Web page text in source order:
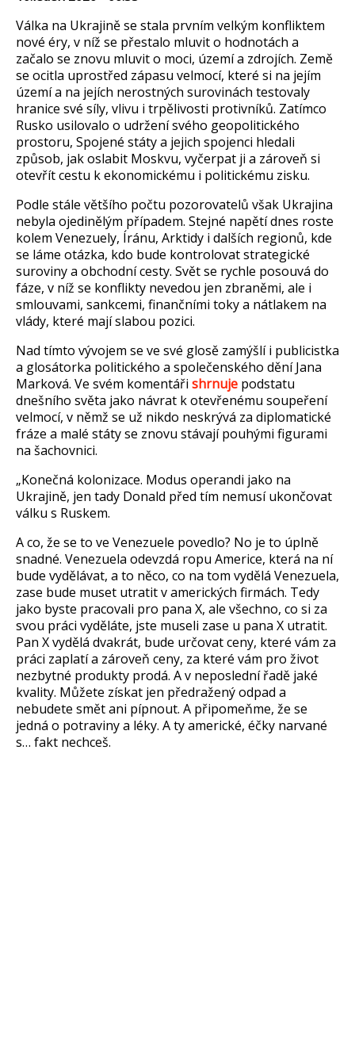
Válka na Ukrajině se stala prvním velkým konfliktem
nové éry, v níž se přestalo mluvit o hodnotách a
začalo se znovu mluvit o moci, území a zdrojích. Země
se ocitla uprostřed zápasu velmocí, které si na jejím
území a na jejích nerostných surovinách testovaly
hranice své síly, vlivu i trpělivosti protivníků. Zatímco
Rusko usilovalo o udržení svého geopolitického
prostoru, Spojené státy a jejich spojenci hledali
způsob, jak oslabit Moskvu, vyčerpat ji a zároveň si
otevřít cestu k ekonomickému i politickému zisku.
Podle stále většího počtu pozorovatelů však Ukrajina
nebyla ojedinělým případem. Stejné napětí dnes roste
kolem Venezuely, Íránu, Arktidy i dalších regionů, kde
se láme otázka, kdo bude kontrolovat strategické
suroviny a obchodní cesty. Svět se rychle posouvá do
fáze, v níž se konflikty nevedou jen zbraněmi, ale i
smlouvami, sankcemi, finančními toky a nátlakem na
vlády, které mají slabou pozici.
Nad tímto vývojem se ve své glosě zamýšlí i publicistka
a glosátorka politického a společenského dění Jana
Marková. Ve svém komentáři shrnuje podstatu
dnešního světa jako návrat k otevřenému soupeření
velmocí, v němž se už nikdo neskrývá za diplomatické
fráze a malé státy se znovu stávají pouhými figurami
na šachovnici.
„Konečná kolonizace. Modus operandi jako na
Ukrajině, jen tady Donald před tím nemusí ukončovat
válku s Ruskem.
A co, že se to ve Venezuele povedlo? No je to úplně
snadné. Venezuela odevzdá ropu Americe, která na ní
bude vydělávat, a to něco, co na tom vydělá Venezuela,
zase bude muset utratit v amerických firmách. Tedy
jako byste pracovali pro pana X, ale všechno, co si za
svou práci vyděláte, jste museli zase u pana X utratit.
Pan X vydělá dvakrát, bude určovat ceny, které vám za
práci zaplatí a zároveň ceny, za které vám pro život
nezbytné produkty prodá. A v neposlednířadě jaké
kvality. Můžete získat jen předražený odpad a
nebudete smět ani pípnout. A připomeňme, že se
jedná o potraviny a léky. A ty americké, éčky narvané
s… fakt nechceš.